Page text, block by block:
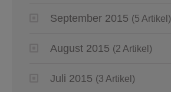
September 2015 (5 Artikel)
August 2015 (2 Artikel)
Juli 2015 (3 Artikel)